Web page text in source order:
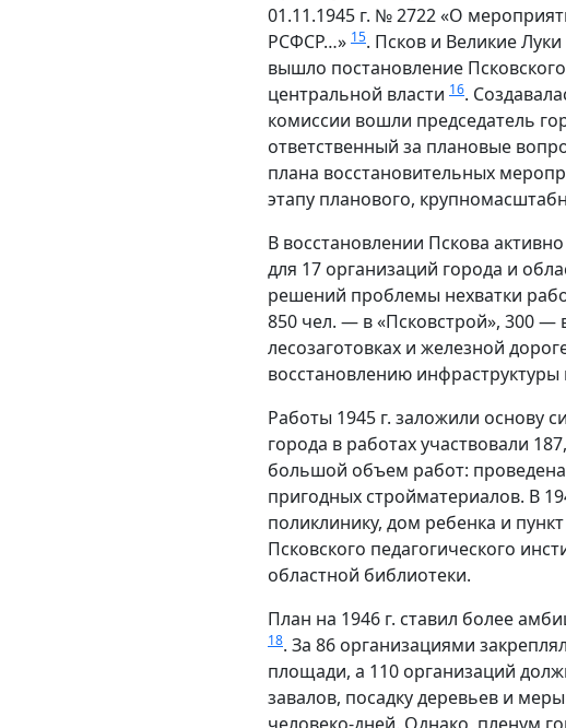
01.11.1945 г. № 2722 «О
РСФСР…» 15. Псков и Великие
вышло постановление
центральной власти 16.
комиссии вошли председатель
ответственный за плановые
плана восстановительных
этапу планового,
В восстановлении Пскова
для 17 организаций города и
решений проблемы нехватки
850 чел. — в «Псковстрой», 300 —
лесозаготовках и железной
восстановлению инфраструктуры
Работы 1945 г. заложили основу
города в работах участвовали
большой объем работ: проведена
пригодных стройматериалов. В
поликлинику, дом ребенка и
Псковского педагогического
областной библиотеки.
План на 1946 г. ставил более
18. За 86 организациями
площади, а 110 организаций
завалов, посадку деревьев и